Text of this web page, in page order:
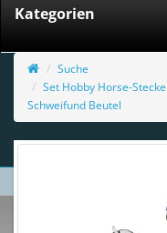
Kategorien
Suche
Set Hobby Horse-
Schweifund Beutel